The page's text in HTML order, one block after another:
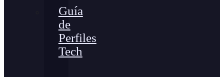
Guía
de
Perfiles
Tech